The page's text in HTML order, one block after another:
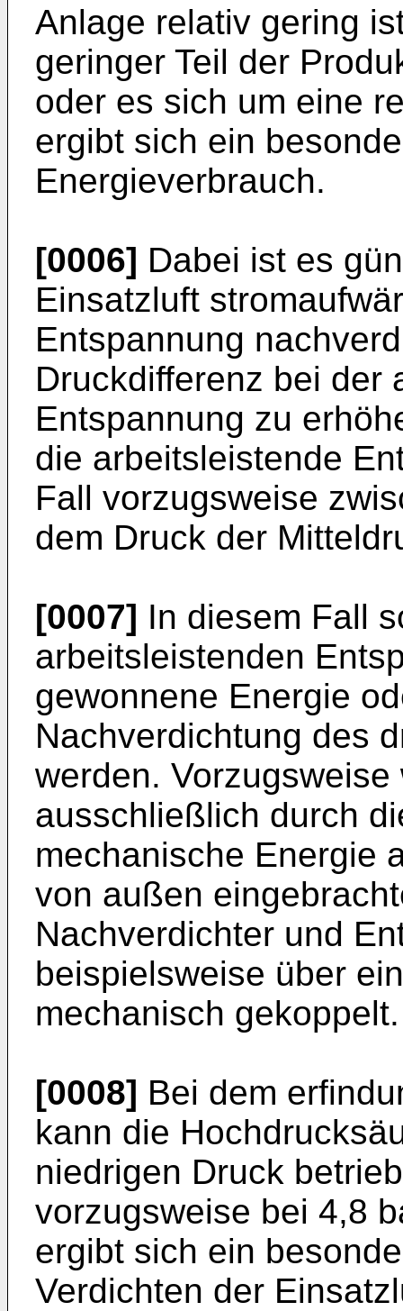
Anlage relativ gering
geringer Teil der
oder es sich um eine
ergibt sich ein
Energieverbrauch.
[0006] Dabei ist es
Einsatzluft
Entspannung
Druckdifferenz bei der
Entspannung zu
die arbeitsleistende
Fall vorzugsweise
dem Druck der
[0007] In diesem Fall
arbeitsleistenden
gewonnene Energie
Nachverdichtung des
werden.
ausschließlich durch
mechanische Energie
von außen
Nachverdichter und
beispielsweise über
mechanisch gekoppelt.
[0008] Bei dem
kann die
niedrigen Druck
vorzugsweise bei 4,8
ergibt sich ein
Verdichten der